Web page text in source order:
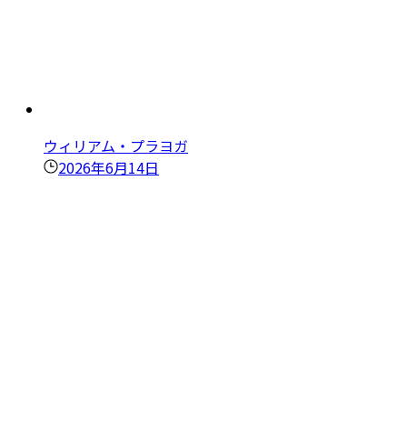
ウィリアム・プラヨガ
2026年6月14日